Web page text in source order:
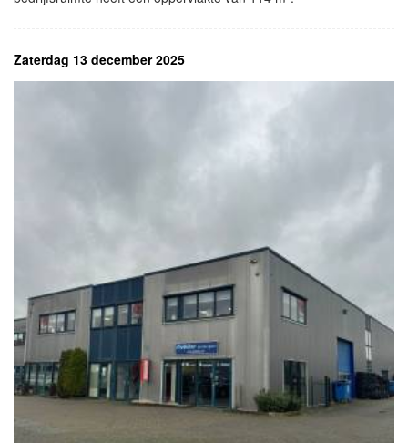
Zaterdag 13 december 2025